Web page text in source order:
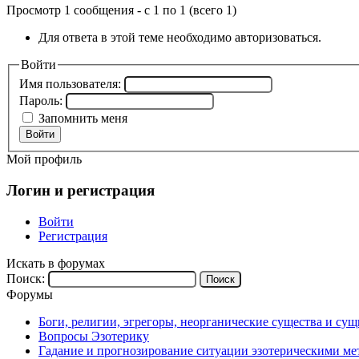
Просмотр 1 сообщения - с 1 по 1 (всего 1)
Для ответа в этой теме необходимо авторизоваться.
Войти
Имя пользователя:
Пароль:
Запомнить меня
Войти
Мой профиль
Логин и регистрация
Войти
Регистрация
Искать в форумах
Поиск:
Форумы
Боги, религии, эгрегоры, неорганические существа и
Вопросы Эзотерику
Гадание и прогнозирование ситуации эзотерическими